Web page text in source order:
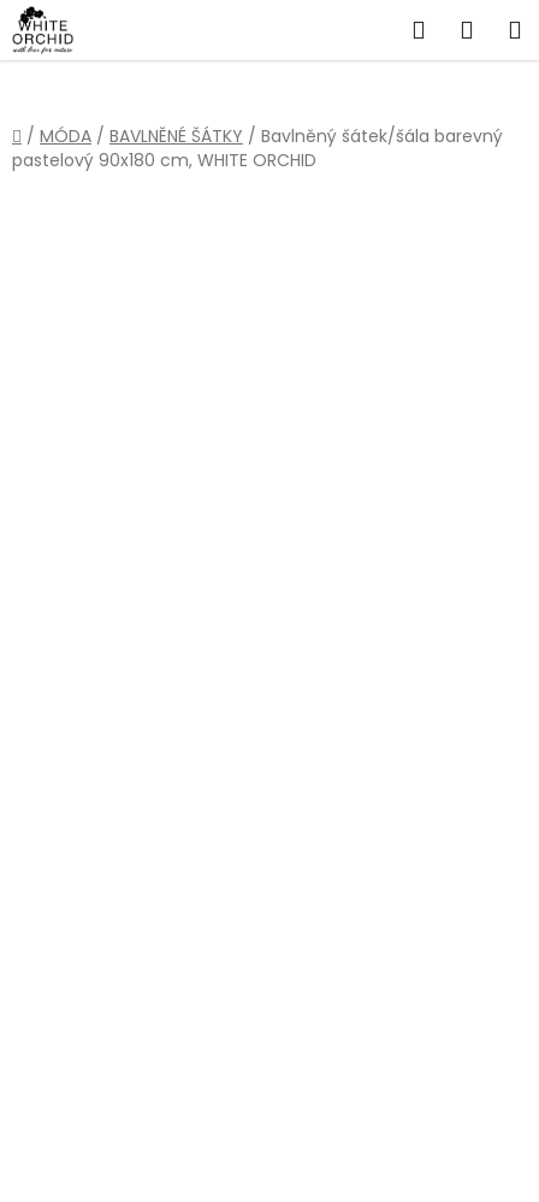
Přejít
na
obsah
Hledat
Domů
/ MÓDA / BAVLNĚNÉ ŠÁTKY / Bavlněný šátek/šála barevný
pastelový 90x180 cm, WHITE ORCHID